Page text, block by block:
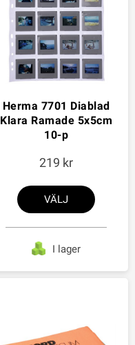
Herma 7701 Diablad
Klara Ramade 5x5cm
10-p
219
VÄLJ
I lager